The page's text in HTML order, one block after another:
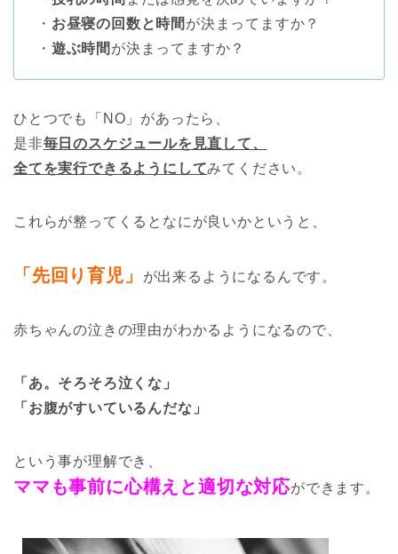
・ お昼寝の回数と時間 が決まってますか？
・ 遊ぶ時間 が決まってますか？
ひとつでも「NO」があったら、
是非毎日のスケジュールを見直して、
全てを実行できるようにしてみてください。
これらが整ってくるとなにが良いかというと、
「先回り育児」 が出来るようになるんです。
赤ちゃんの泣きの理由がわかるようになるので、
「あ。そろそろ泣くな」
「お腹がすいているんだな」
という事が理解でき、
ママも事前に心構えと適切な対応ができます。